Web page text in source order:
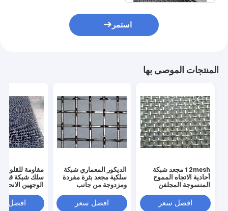
استمر
المنتجات الموصى بها
12mesh مجعد شبكة
أحادية الاتجاه المموج
المنسوجة المجلفن
افضل سعر
الديكور المعماري شبكة
سلكية مجعد بثرة مفردة
ومزدوجة من جانب
افضل سعر
مقاومة للقلويات
سلك شبكة
الوجهين
افضل